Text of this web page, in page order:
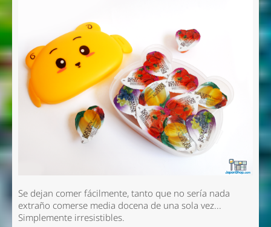
Se dejan comer fácilmente, tanto que no sería nada
extraño comerse media docena de una sola vez...
Simplemente irresistibles.